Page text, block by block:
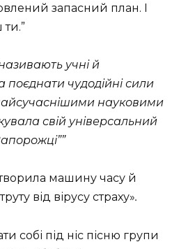
запасний план. І
називають учні й
поєднати чудодійні сили
науковими
свій універсальний
машину часу й
від вірусу страху».
собі під ніс пісню групи